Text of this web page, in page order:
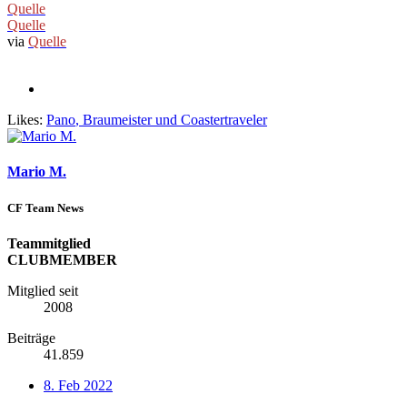
Quelle
Quelle
via Quelle
Likes: Pano, Braumeisterund Coastertraveler
Mario M.
CF Team News
Teammitglied
CLUBMEMBER
Mitglied seit
2008
Beiträge
41.859
8. Feb 2022